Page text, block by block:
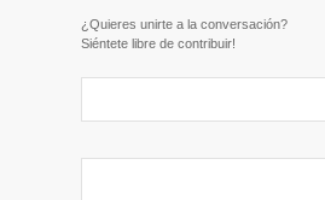
¿Quieres unirte a la conversación?
Siéntete libre de contribuir!